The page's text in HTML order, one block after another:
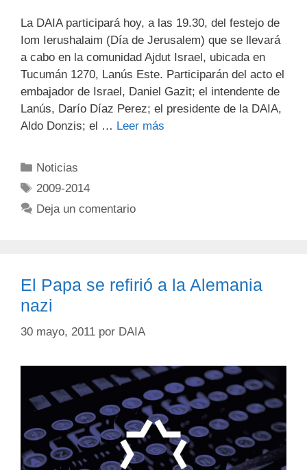
La DAIA participará hoy, a las 19.30, del festejo de
Iom Ierushalaim (Día de Jerusalem) que se llevará
a cabo en la comunidad Ajdut Israel, ubicada en
Tucumán 1270, Lanús Este. Participarán del acto el
embajador de Israel, Daniel Gazit; el intendente de
Lanús, Darío Díaz Perez; el presidente de la DAIA,
Aldo Donzis; el … Leer más
Noticias
2009-2014
Deja un comentario
El Papa se refirió a la Alemania
nazi
30 mayo, 2011 por DAIA